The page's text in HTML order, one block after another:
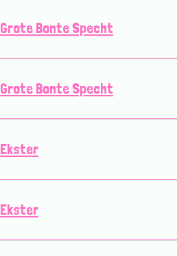
Grote Bonte Specht
Grote Bonte Specht
Ekster
Ekster